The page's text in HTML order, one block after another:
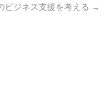
ビジネス支援を考える →